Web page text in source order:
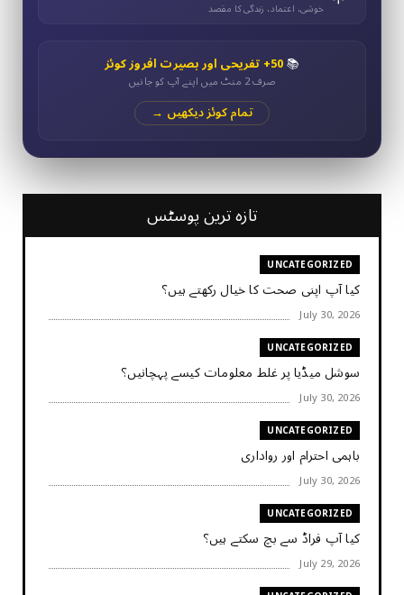
خوشی، اعتماد، زندگی کا مقصد
📚50+ تفریحی اور بصیرت افروز کوئز
صرف 2 منٹ میں اپنے آپ کو جانیں
تمام کوئز دیکھیں →
تازہ ترین پوسٹس
UNCATEGORIZED
کیا آپ اپنی صحت کا خیال رکھتے ہیں؟
July 30, 2026
UNCATEGORIZED
سوشل میڈیا پر غلط معلومات کیسے پہچانیں؟
July 30, 2026
UNCATEGORIZED
باہمی احترام اور رواداری
July 30, 2026
UNCATEGORIZED
کیا آپ فراڈ سے بچ سکتے ہیں؟
July 29, 2026